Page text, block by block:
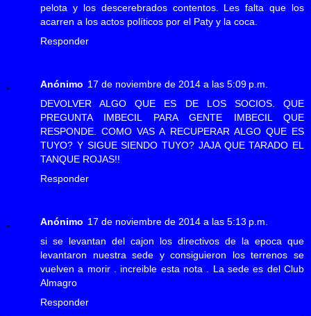
pelota y los descerebrados contentos. Les falta que los
acarren a los actos políticos por el Paty y la coca.
Responder
Anónimo 17 de noviembre de 2014 a las 5:09 p.m.
DEVOLVER ALGO QUE ES DE LOS SOCIOS. QUE
PREGUNTA IMBECIL PARA GENTE IMBECIL QUE
RESPONDE. COMO VAS A RECUPERAR ALGO QUE ES
TUYO? Y SIGUE SIENDO TUYO? JAJA QUE TARADO EL
TANQUE ROJAS!!
Responder
Anónimo 17 de noviembre de 2014 a las 5:13 p.m.
si se levantan del cajon los directivos de la epoca que
levantaron nuestra sede y consiguieron los terrenos se
vuelven a morir . increible esta nota . La sede es del Club
Almagro
Responder